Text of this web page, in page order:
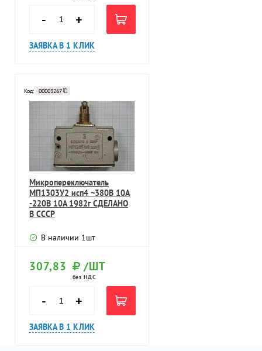
- +
ЗАЯВКА В 1 КЛИК
Код: 00003267
Микропереключатель
МП1303У2 исп4 ~380В 10А
-220В 10А 1982г СДЕЛАНО
В СССР
В наличии 1шт
307,83 /ШТ
без НДС
- +
ЗАЯВКА В 1 КЛИК